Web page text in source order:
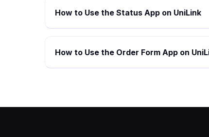
How to Use the Status App on UniLink
How to Use the Order Form App on